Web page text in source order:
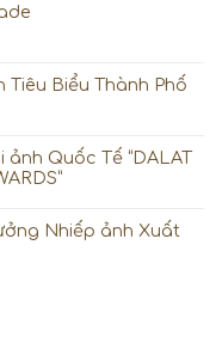
Tiêu Biểu Thành Phố
Quốc Tế “DALAT
Nhiếp ảnh Xuất